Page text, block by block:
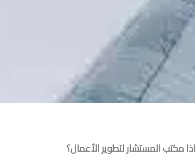
مكتب المستشار لتطوير الأعمال؟